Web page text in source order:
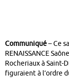
Communiqué– Ce
RENAISSANCE
Rocheriaux à Saint-
figuraient à l’ordre